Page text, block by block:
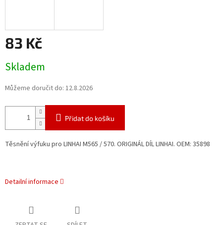
83 Kč
cena:
Skladem
Můžeme doručit do: 12.8.2026
Přidat do košíku
Těsnění výfuku pro LINHAI M565 / 570. ORIGINÁL DÍL LINHAI. OEM: 35898
Detailní informace